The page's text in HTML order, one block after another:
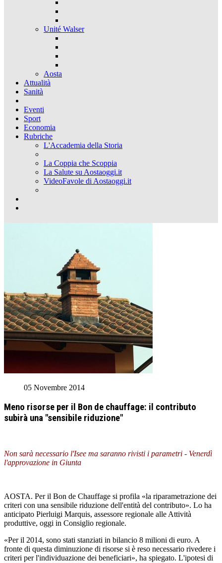
Unité Walser
Aosta
Attualità
Sanità
Eventi
Sport
Economia
Rubriche
L'Accademia della Storia
La Coppia che Scoppia
La Salute su Aostaoggi.it
VideoFavole di Aostaoggi.it
05 Novembre 2014
Meno risorse per il Bon de chauffage: il contributo
subirà una "sensibile riduzione"
Non sarà necessario l'Isee ma saranno rivisti i parametri - Venerdì
l'approvazione in Giunta
AOSTA. Per il Bon de Chauffage si profila «la riparametrazione dei
criteri con una sensibile riduzione dell'entità del contributo». Lo ha
anticipato Pierluigi Marquis, assessore regionale alle Attività
produttive, oggi in Consiglio regionale.
«Per il 2014, sono stati stanziati in bilancio 8 milioni di euro. A
fronte di questa diminuzione di risorse si è reso necessario rivedere i
criteri per l'individuazione dei beneficiari», ha spiegato. L'ipotesi di